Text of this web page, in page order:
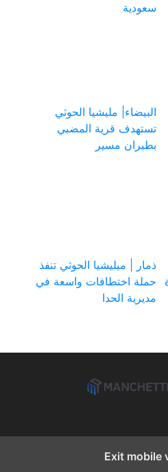
سعودية
البيضاء| مليشيا الحوثي
تستهدف قرية المضبي
بطيران مسير
ذمار | ميليشيا الحوثي تنفذ
حملة اختطافات واسعة في
مديرية الحدا
Exit mobile